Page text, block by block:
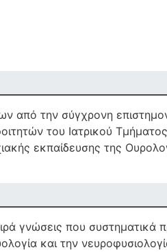
από την σύγχρονη
του Ιατρικού
εκπαίδευσης της
γνώσεις που συστηματικά
και την